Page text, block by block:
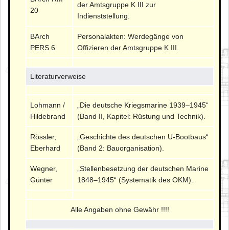
20
der Amtsgruppe K III zur
Indienststellung.
BArch
PERS 6
Personalakten: Werdegänge von
Offizieren der Amtsgruppe K III.
Literaturverweise
Lohmann /
Hildebrand
„Die deutsche Kriegsmarine 1939–1945“
(Band II, Kapitel: Rüstung und Technik).
Rössler,
Eberhard
„Geschichte des deutschen U-Bootbaus“
(Band 2: Bauorganisation).
Wegner,
Günter
„Stellenbesetzung der deutschen Marine
1848–1945“ (Systematik des OKM).
Alle Angaben ohne Gewähr !!!!